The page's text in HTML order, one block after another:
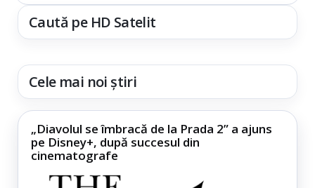
Caută pe HD Satelit
Cele mai noi știri
„Diavolul se îmbracă de la Prada 2” a ajuns
pe Disney+, după succesul din
cinematografe